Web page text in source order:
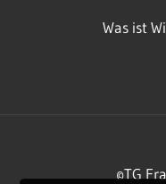
Was ist
©TG